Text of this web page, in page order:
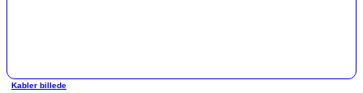
Kabler billede